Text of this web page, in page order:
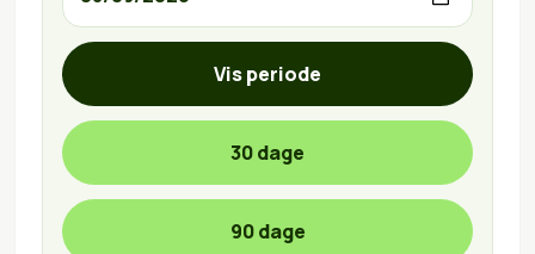
Vis periode
30 dage
90 dage